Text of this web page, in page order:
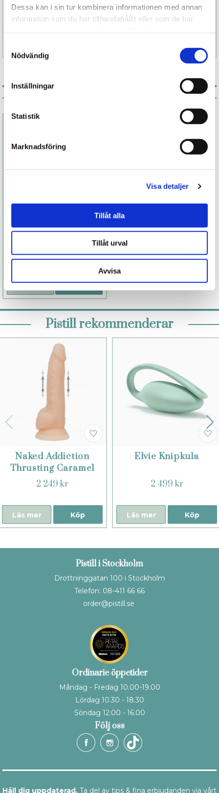
Dessa kan i sin tur kombinera informationen med annan
information som du har tillhandahållit eller som de har
Nödvändig
Inställningar
Statistik
Marknadsföring
Visa detaljer
Tillåt alla
Tillåt urval
Avvisa
skulpterad topp.
Touch X
1 299 kr
Köp
Läs mer
Pistill rekommenderar
Naked Addiction
Thrusting Caramel
2 249 kr
Köp
Läs mer
Elvie Knipkula
2 499 kr
Köp
Läs mer
Pistill i Stockholm
Drottninggatan 100 i Stockholm
Telefon: 08-411 66 66
order@pistill.se
Ordinarie öppetider
Måndag - Fredag 10.00-19.00
Lördag 10.30 - 18.30
Söndag 12.00 - 16.00
Följ oss
Håll dig uppdaterad. Ta del av tips & fina erbjudanden via vårt